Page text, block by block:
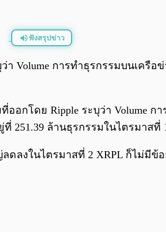
ฟังสรุปข่าว
า Volume การทำธุรกรรมบนเครือข่
อกโดย Ripple ระบุว่า Volume ก
251.39 ล้านธุรกรรมในไตรมาสที่
ลงในไตรมาสที่ 2 XRPL ก็ไม่มีข้